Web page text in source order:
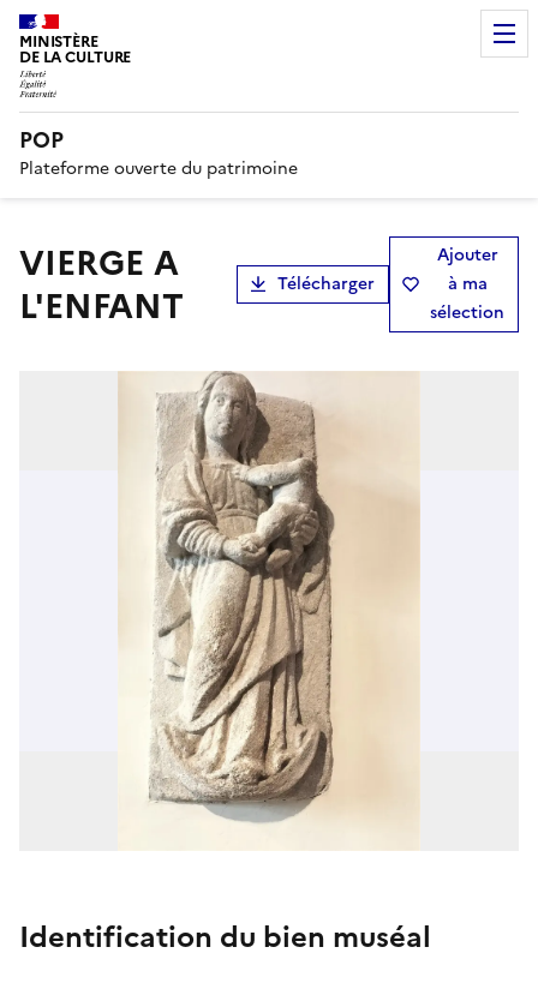
MINISTÈRE
DE LA CULTURE
POP
Plateforme ouverte du patrimoine
VIERGE A
L'ENFANT
Télécharger
Ajouter
à ma
sélection
Identification du bien muséal